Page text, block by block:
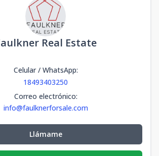
Real Estate
Celular / WhatsApp:
18493403250
Correo electrónico:
info@faulknerforsale.com
Llámame